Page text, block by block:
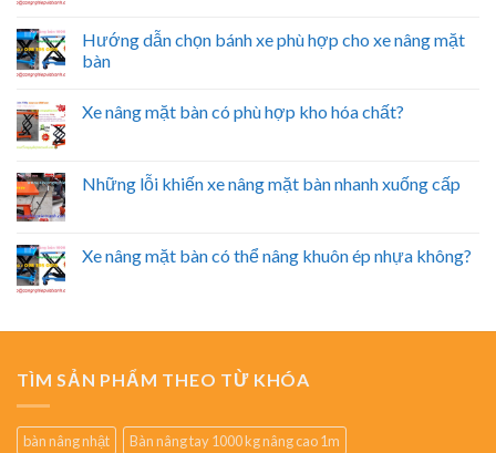
Hướng dẫn chọn bánh xe phù hợp cho xe nâng mặt
bàn
Xe nâng mặt bàn có phù hợp kho hóa chất?
Những lỗi khiến xe nâng mặt bàn nhanh xuống cấp
Xe nâng mặt bàn có thể nâng khuôn ép nhựa không?
TÌM SẢN PHẨM THEO TỪ KHÓA
bàn nâng nhật
Bàn nâng tay 1000 kg nâng cao 1m